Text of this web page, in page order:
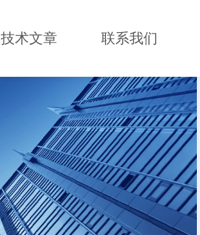
技术文章 联系我们